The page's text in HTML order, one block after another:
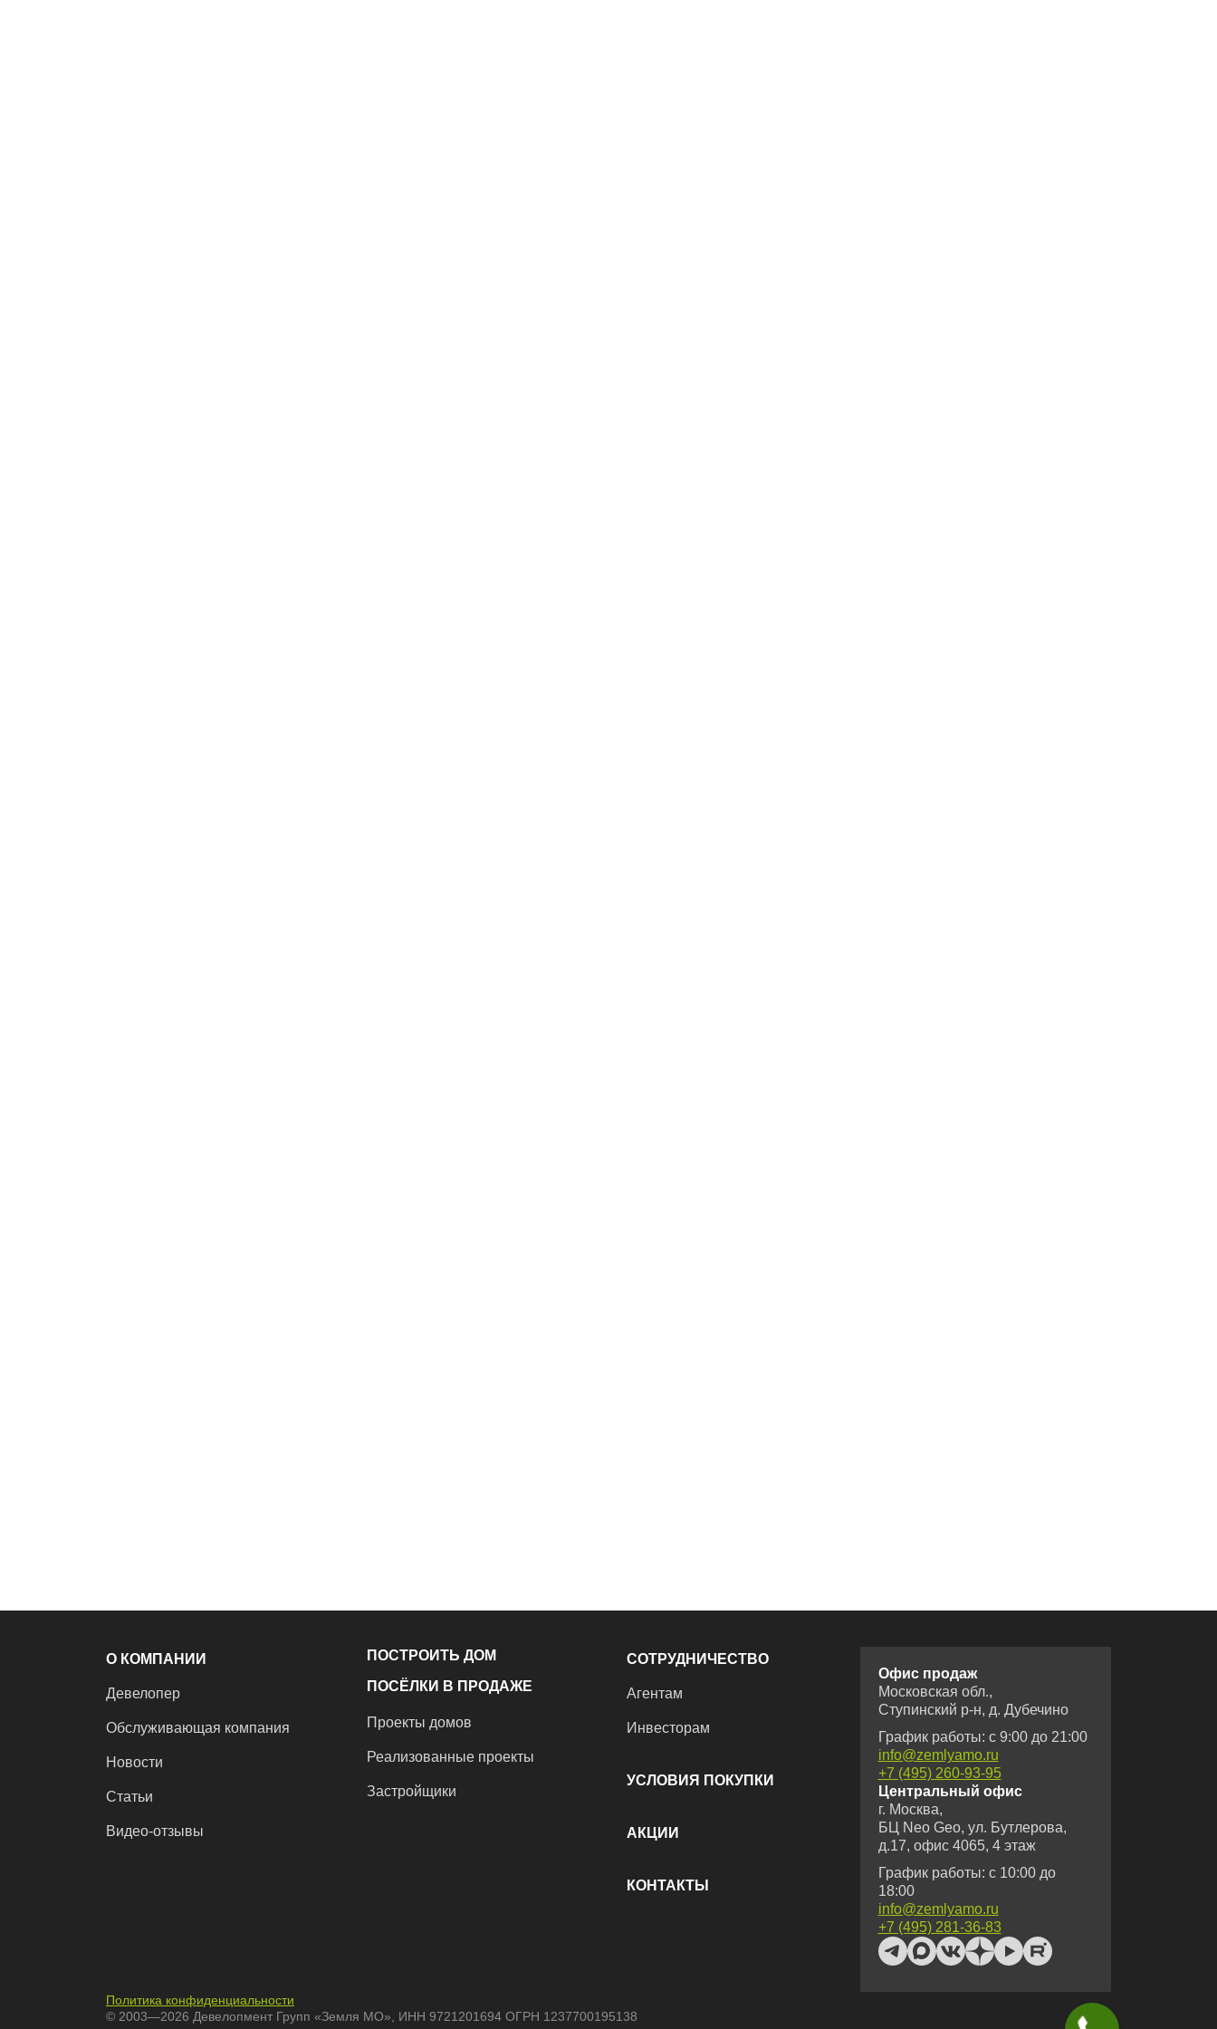
О КОМПАНИИ
Девелопер
Обслуживающая компания
Новости
Статьи
Видео-отзывы
ПОСТРОИТЬ ДОМ
ПОСЁЛКИ В ПРОДАЖЕ
Проекты домов
Реализованные проекты
Застройщики
СОТРУДНИЧЕСТВО
Агентам
Инвесторам
УСЛОВИЯ ПОКУПКИ
АКЦИИ
КОНТАКТЫ
Офис продаж
Московская обл.,
Ступинский р-н, д. Дубечино
График работы: с 9:00 до 21:00
info@zemlyamo.ru
+7 (495) 260-93-95
Центральный офис
г. Москва,
БЦ Neo Geo, ул. Бутлерова,
д.17, офис 4065, 4 этаж
График работы: с 10:00 до
18:00
info@zemlyamo.ru
+7 (495) 281-36-83
Политика конфиденциальности
© 2003—2026 Девелопмент Групп «Земля МО», ИНН 9721201694 ОГРН 1237700195138